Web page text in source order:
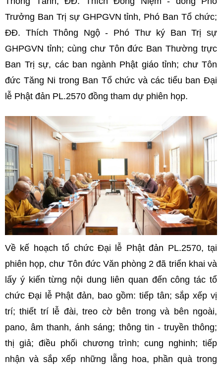
Trưởng Ban Trị sự GHPGVN tỉnh, Phó Ban Tổ chức;
ĐĐ. Thích Thông Ngộ - Phó Thư ký Ban Trị sự
GHPGVN tỉnh; cùng chư Tôn đức Ban Thường trực
Ban Trị sự, các ban ngành Phật giáo tỉnh; chư Tôn
đức Tăng Ni trong Ban Tổ chức và các tiểu ban Đại
lễ Phật đản PL.2570 đồng tham dự phiên họp.
Về kế hoạch tổ chức Đại lễ Phật đản PL.2570, tại
phiên họp, chư Tôn đức Văn phòng 2 đã triển khai và
lấy ý kiến từng nội dung liên quan đến công tác tổ
chức Đại lễ Phật đản, bao gồm: tiếp tân; sắp xếp vị
trí; thiết trí lễ đài, treo cờ bên trong và bên ngoài,
pano, âm thanh, ánh sáng; thông tin - truyền thông;
thị giả; điều phối chương trình; cung nghinh; tiếp
nhận và sắp xếp những lẵng hoa, phần quà trong